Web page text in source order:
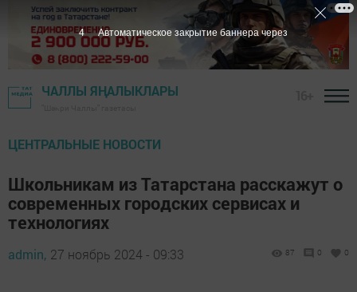
ЧАЛЛЫ ЯҢАЛЫКЛАРЫ
ЦЕНТРАЛЬНЫЕ НОВОСТИ
Школьникам из Татарстана расскажут о
современных городских сервисах и
технологиях
admin, 27 ноябрь 2024 - 09:33 87 0 0
3 Автоматическое закрытие баннера через